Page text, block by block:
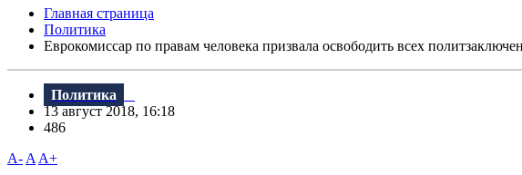
Главная страница
Политика
Еврокомиссар по правам человека призвала освободить всех
Политика
13 август 2018, 16:18
486
A- A A+